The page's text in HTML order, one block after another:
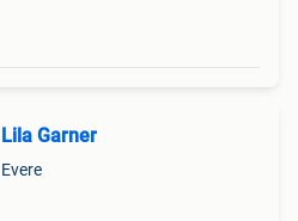
Lila Garner
Evere